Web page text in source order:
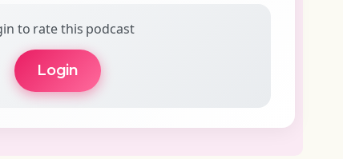
to rate this podcast
Login